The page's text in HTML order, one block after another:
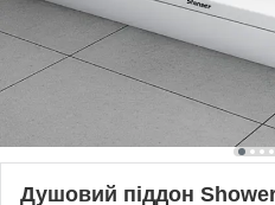
Душовий піддон